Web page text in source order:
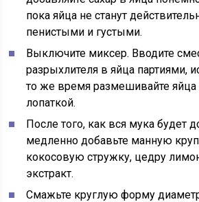
пока яйца не станут
пенистыми и густыми.
Выключите миксер. Вводите
разрыхлителя в яйца партиями,
то же время размешивайте яйца
лопаткой.
После того, как вся мука будет
медленно добавьте манную
кокосовую стружку, цедру
экстракт.
Смажьте круглую форму